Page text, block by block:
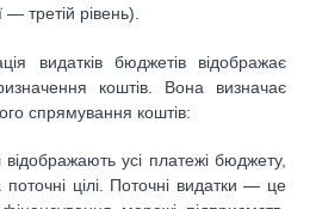
— третій рівень).
видатків бюджетів відображає
коштів. Вона визначає
спрямування коштів:
відображають усі платежі бюджету,
цілі. Поточні видатки — це